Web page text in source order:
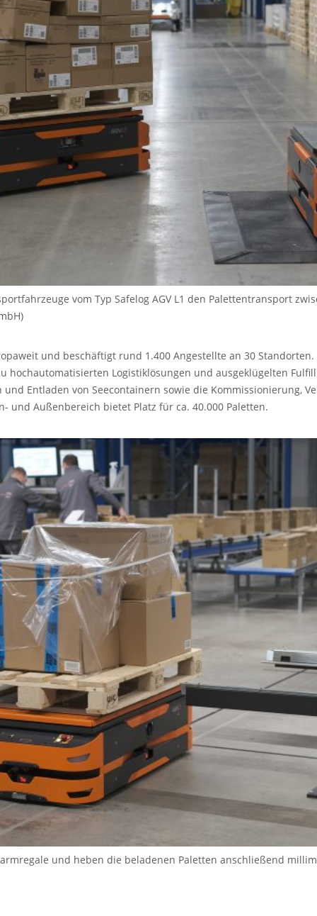
vom Typ Safelog AGV L1 den Palettentransport
und beschäftigt rund 1.400 Angestellte an 30
hochautomatisierten Logistiklösungen und ausgeklügelten
Entladen von Seecontainern sowie die Kommissionierung,
und Außenbereich bietet Platz für ca. 40.000 Paletten.
und heben die beladenen Paletten anschließend